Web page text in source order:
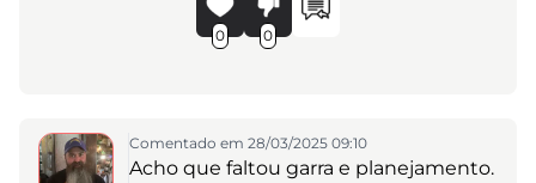
0 0
Comentado em 28/03/2025 09:10
Acho que faltou garra e planejamento.